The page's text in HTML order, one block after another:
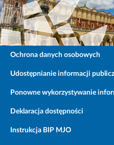
Ochrona danych osobowych
Udostępnianie informacji
Ponowne wykorzystywanie
Deklaracja dostępności
Instrukcja BIP MJO